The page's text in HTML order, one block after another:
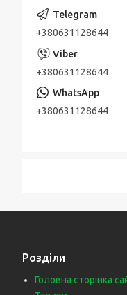
+380631128644
+380631128644
+380631128644
Розділи
Головна сторінка